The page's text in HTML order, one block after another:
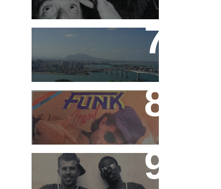
Funk Brasil e Rap Brasil
MC's Marquinhos (in
memorian) e Leleco